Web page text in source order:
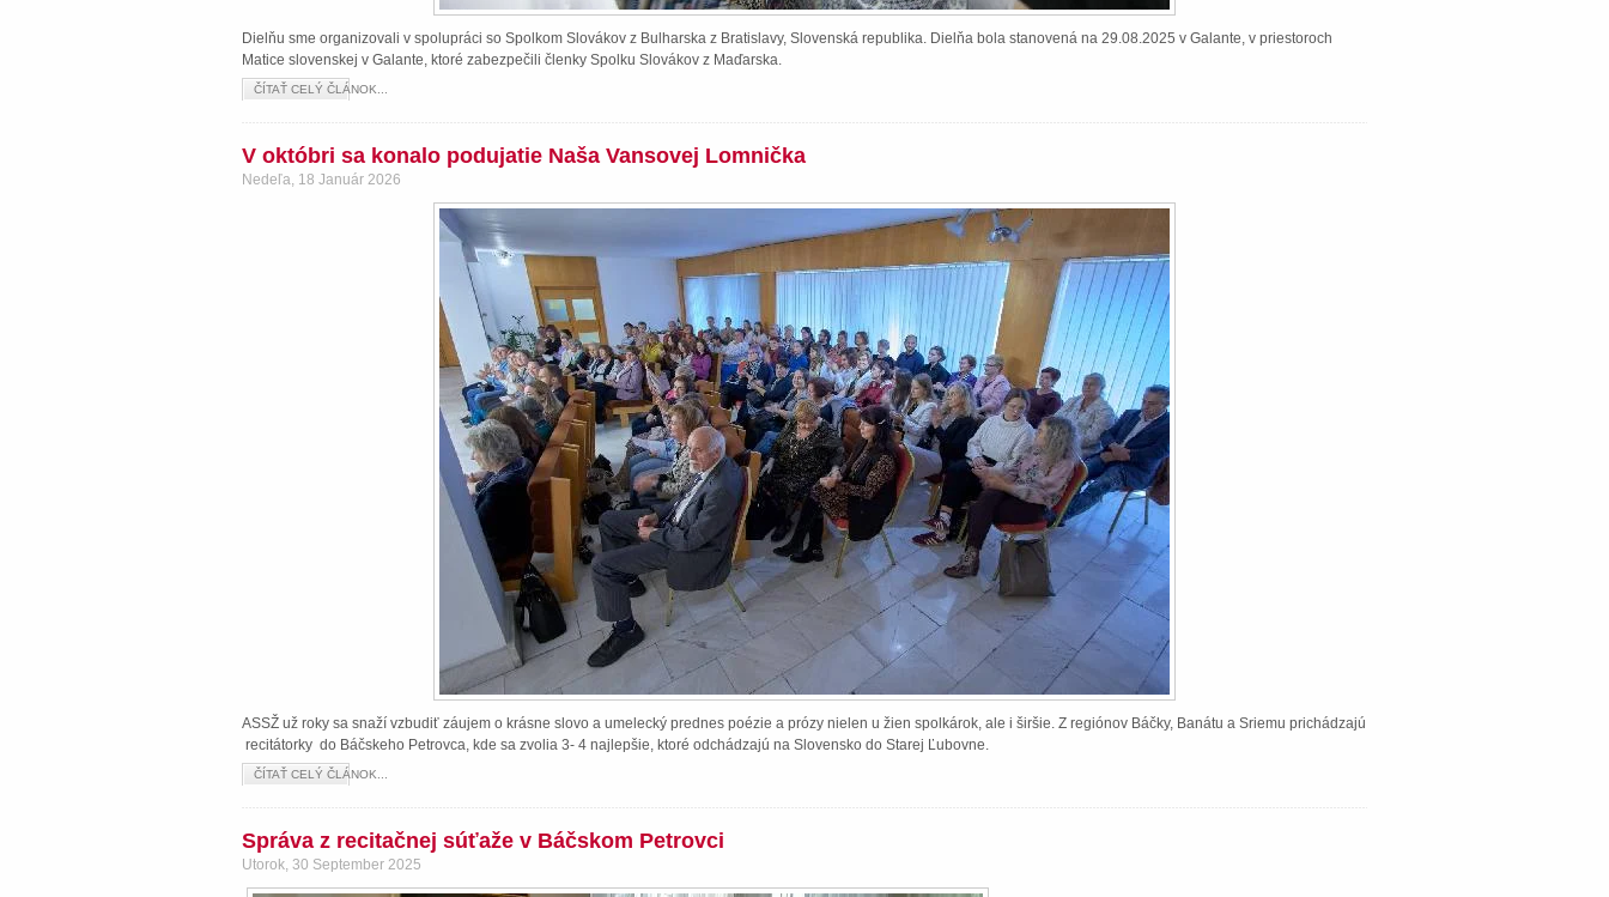
Dielňu sme organizovali v spolupráci so Spolkom Slovákov z Bulharska z Bratislavy, Slovenská republika. Dielňa bola stanovená na 29.08.2025 v Galante, v priestoroch
Matice slovenskej v Galante, ktoré zabezpečili členky Spolku Slovákov z Maďarska.
ČÍTAŤ CELÝ ČLÁNOK...
V októbri sa konalo podujatie Naša Vansovej Lomnička
Nedeľa, 18 Január 2026
ASSŽ už roky sa snaží vzbudiť záujem o krásne slovo a umelecký prednes poézie a prózy nielen u žien spolkárok, ale i širšie. Z regiónov Báčky, Banátu a Sriemu prichádzajú
recitátorky do Báčskeho Petrovca, kde sa zvolia 3- 4 najlepšie, ktoré odchádzajú na Slovensko do Starej Ľubovne.
ČÍTAŤ CELÝ ČLÁNOK...
Správa z recitačnej súťaže v Báčskom Petrovci
Utorok, 30 September 2025